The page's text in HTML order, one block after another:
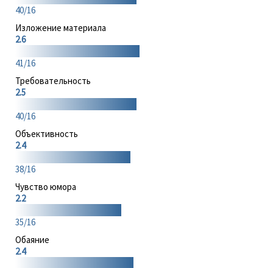
40/16
Изложение материала
2.6
41/16
Требовательность
2.5
40/16
Объективность
2.4
38/16
Чувство юмора
2.2
35/16
Обаяние
2.4